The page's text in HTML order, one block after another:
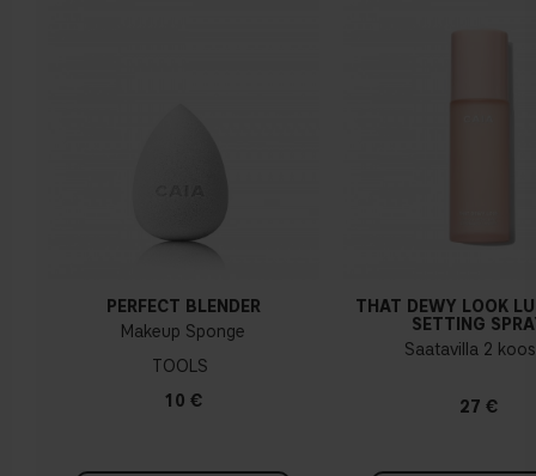
PERFECT BLENDER
Makeup Sponge
TOOLS
10 €
THAT DEWY LOOK
SETTING
Saatavilla 2
27 €